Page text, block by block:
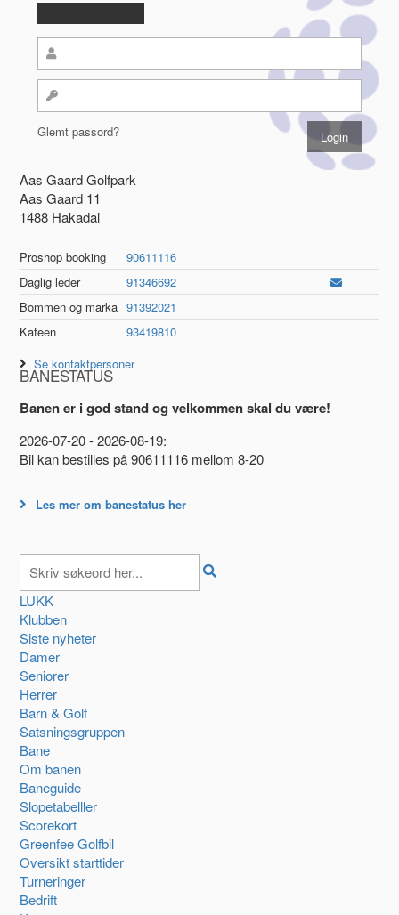
Glemt passord?
Aas Gaard Golfpark
Aas Gaard 11
1488 Hakadal
Proshop booking
90611116
Daglig leder
91346692
Bommen og marka 91392021
Kafeen
93419810
Se kontaktpersoner
BANESTATUS
Banen er i god stand og velkommen skal du være!
2026-07-20 - 2026-08-19:
Bil kan bestilles på 90611116 mellom 8-20
Les mer om banestatus her
LUKK
Klubben
Siste nyheter
Damer
Seniorer
Herrer
Barn & Golf
Satsningsgruppen
Bane
Om banen
Baneguide
Slopetabelller
Scorekort
Greenfee Golfbil
Oversikt starttider
Turneringer
Bedrift